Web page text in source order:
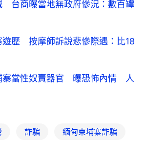
台商曝當地無政府慘況：數百罈
遊歷 按摩師訴說悲慘際遇：比18
寨當性奴賣器官 曝恐怖內情 人
詐騙 緬甸柬埔寨詐騙